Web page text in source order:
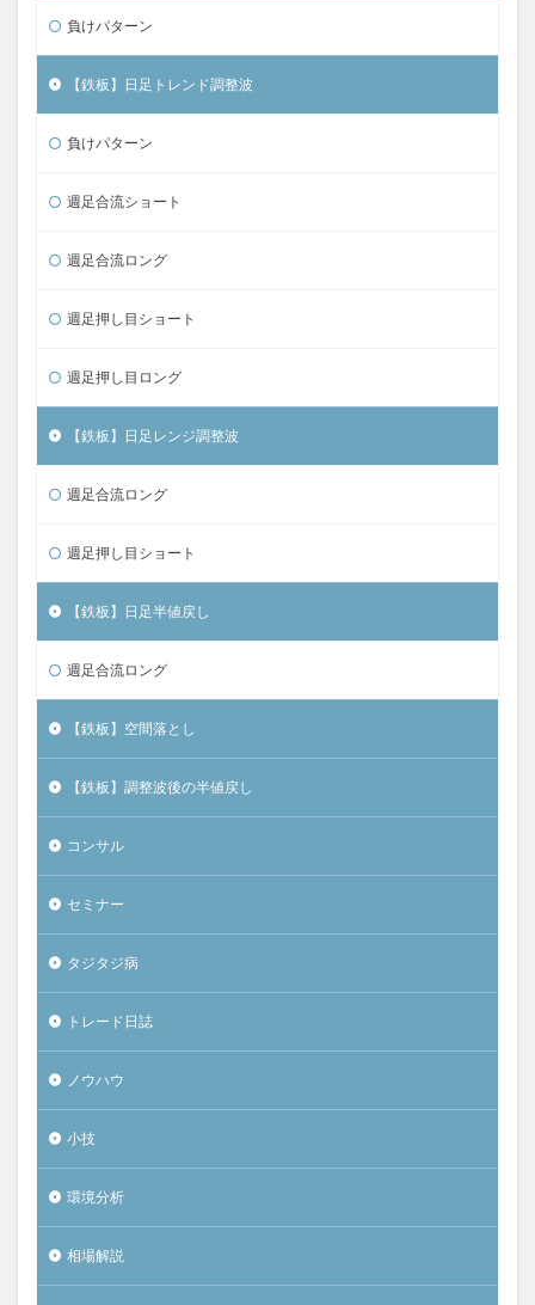
負けパターン
【鉄板】日足トレンド調整波
負けパターン
週足合流ショート
週足合流ロング
週足押し目ショート
週足押し目ロング
【鉄板】日足レンジ調整波
週足合流ロング
週足押し目ショート
【鉄板】日足半値戻し
週足合流ロング
【鉄板】空間落とし
【鉄板】調整波後の半値戻し
コンサル
セミナー
タジタジ病
トレード日誌
ノウハウ
小技
環境分析
相場解説